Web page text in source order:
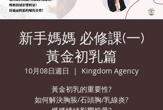
新手媽媽 必修課(一)
黃金初乳篇
10月08日週日
  |
Kingdom Agency
黃金初乳的重要性?
如何解決胸脹/石頭胸/乳線炎?